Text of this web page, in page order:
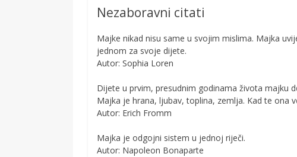
Nezaboravni citati
Majke nikad nisu same u svojim mislima. Majka
jednom za svoje dijete.
Autor: Sophia Loren
Dijete u prvim, presudnim godinama života majku
Majka je hrana, ljubav, toplina, zemlja. Kad te ona
Autor: Erich Fromm
Majka je odgojni sistem u jednoj riječi.
Autor: Napoleon Bonaparte